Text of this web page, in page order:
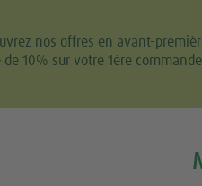
nos offres en avant-
10% sur votre 1ère